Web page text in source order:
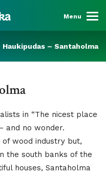
Menu
Haukipudas – Santaholma
in “The nicest place
and no wonder.
wood industry but,
the south banks of the
houses, Santaholma